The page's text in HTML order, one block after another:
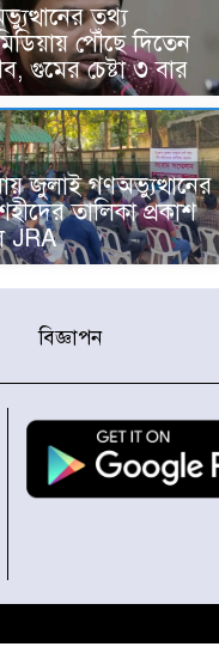
তথ্য
পৌঁছে দিতেন
গুমের চেষ্টা ৩ বার
জুলাই গণঅভ্যুত্থানের
তালিকা প্রকাশ
JRA
বিজ্ঞাপন